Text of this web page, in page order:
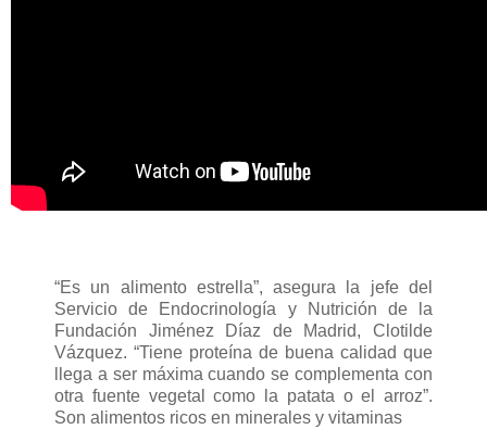
“Es un alimento estrella”, asegura la jefe del
Servicio de Endocrinología y Nutrición de la
Fundación Jiménez Díaz de Madrid, Clotilde
Vázquez. “Tiene proteína de buena calidad que
llega a ser máxima cuando se complementa con
otra fuente vegetal como la patata o el arroz”.
Son alimentos ricos en minerales y vitaminas